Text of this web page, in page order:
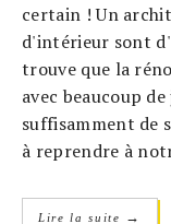
certain ! Un
d'intérieur sont
trouve que la
avec beaucoup
suffisamment de
à reprendre à
Lire la suite →